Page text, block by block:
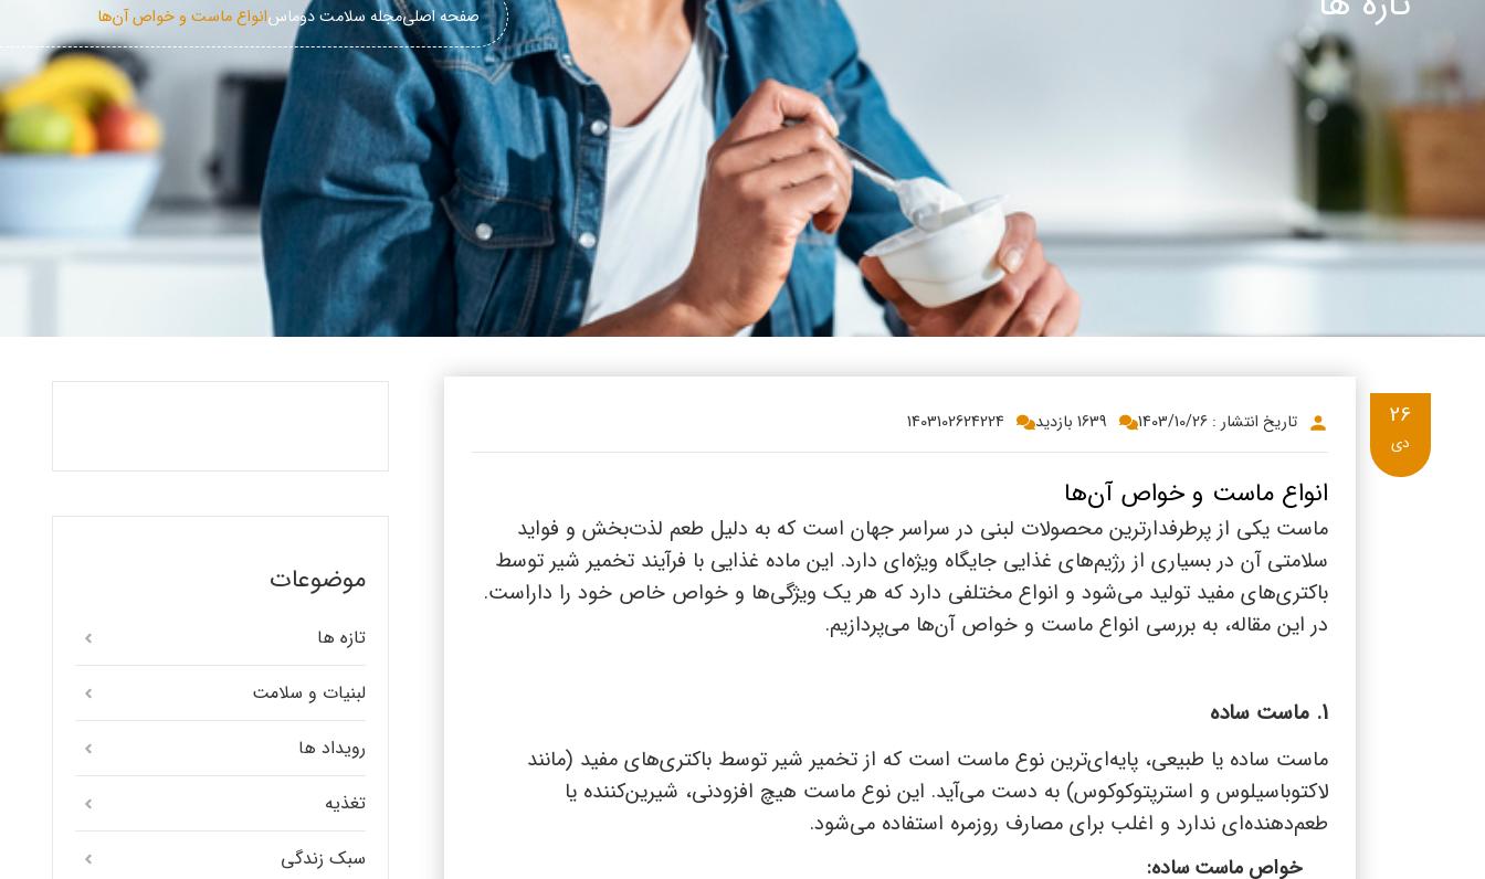
دانستنی های سلامت
Russian
Arabic
Turkish
صفحه اصلیمجله سلامت دوماسانواع ماست و خواص آن‌ها
تاریخ انتشار : 1403/10/26 1639 بازدید 1403102624224 26
دی
انواع ماست و خواص آن‌ها
ماست یکی از پرطرفدارترین محصولات لبنی در سراسر جهان است که به دلیل طعم لذت‌بخش و فواید
سلامتی آن در بسیاری از رژیم‌های غذایی جایگاه ویژه‌ای دارد. این ماده غذایی با فرآیند تخمیر شیر توسط
باکتری‌های مفید تولید می‌شود و انواع مختلفی دارد که هر یک ویژگی‌ها و خواص خاص خود را داراست.
در این مقاله، به بررسی انواع ماست و خواص آن‌ها می‌پردازیم.
1. ماست ساده
ماست ساده یا طبیعی، پایه‌ای‌ترین نوع ماست است که از تخمیر شیر توسط باکتری‌های مفید (مانند
لاکتوباسیلوس و استرپتوکوکوس) به دست می‌آید. این نوع ماست هیچ افزودنی، شیرین‌کننده یا
طعم‌دهنده‌ای ندارد و اغلب برای مصارف روزمره استفاده می‌شود.
خواص ماست ساده:
موضوعات
تازه ها
لبنیات و سلامت
رویداد ها
تغذیه
سبک زندگی